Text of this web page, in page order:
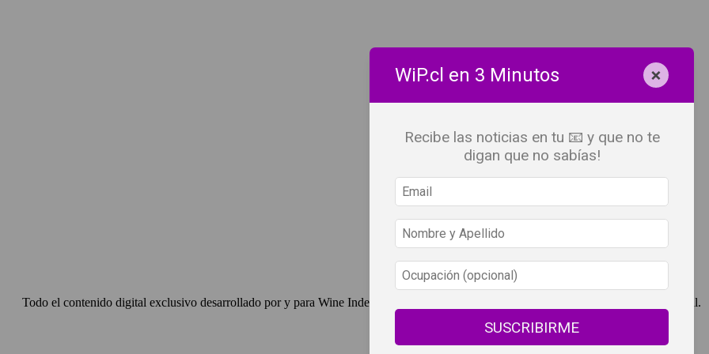
Todo el contenido digital exclusivo desarrollado por y para Wine Independent Press Chile, cuenta con derechos de propiedad intelectual.
WiP.cl en 3 Minutos ×
Recibe las noticias en tu 📧 y que no te
digan que no sabías!
SUSCRIBIRME